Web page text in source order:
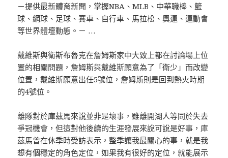
－提供最新體育新聞，掌握NBA、MLB、中華職棒、籃
球、網球、足球、賽車、自行車、馬拉松、奧運、運動會
等世界體壇動態。－ …
戴維斯與衛斯布魯克在詹姆斯家中大致上都在討論場上位
置的相關問題，詹姆斯與戴維斯願意為了「衛少」而改變
位置，戴維斯願意出任5號位，詹姆斯則是回到熱火時期
的4號位。
離隊對於庫茲馬來說並非是壞事，雖離開湖人等同於失去
爭冠機會，但這對他後續的生涯發展來說可說是好事，庫
茲馬曾在休季時受訪表示，整季讓我最關心的事，就是我
想有個穩定的角色定位，如果我有很好的定位，就能展示